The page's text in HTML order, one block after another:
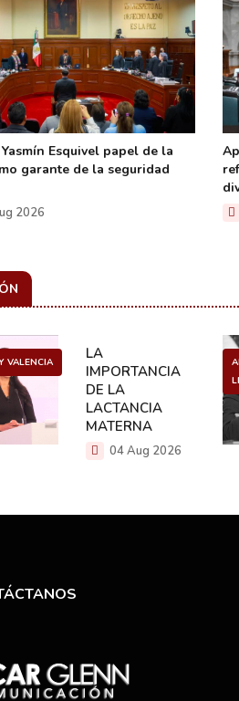
Esquivel papel de la
garante de la seguridad
2026
VALENCIA
LA
IMPORTANCIA
DE LA
LACTANCIA
MATERNA
04 Aug 2026